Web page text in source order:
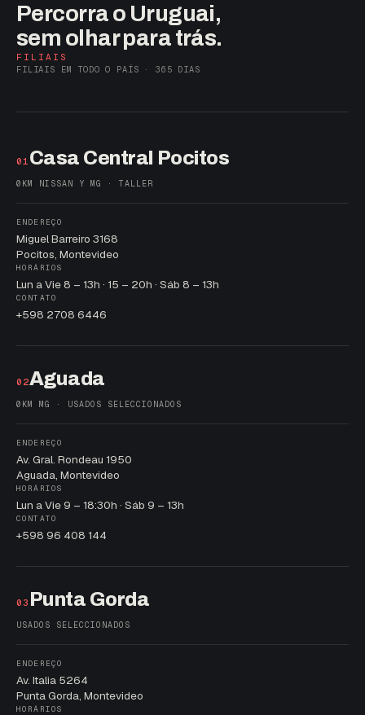
Percorra o Uruguai,
sem olhar para trás.
FILIAIS
FILIAIS EM TODO O PAÍS · 365 DIAS
01 Casa Central Pocitos
0KM NISSAN Y MG · TALLER
ENDEREÇO
Miguel Barreiro 3168
Pocitos, Montevideo
HORÁRIOS
Lun a Vie 8 – 13h · 15 – 20h · Sáb 8 – 13h
CONTATO
+598 2708 6446
02Aguada
0KM MG · USADOS SELECCIONADOS
ENDEREÇO
Av. Gral. Rondeau 1950
Aguada, Montevideo
HORÁRIOS
Lun a Vie 9 – 18:30h · Sáb 9 – 13h
CONTATO
+598 96 408 144
03 Punta Gorda
USADOS SELECCIONADOS
ENDEREÇO
Av. Italia 5264
Punta Gorda, Montevideo
HORÁRIOS